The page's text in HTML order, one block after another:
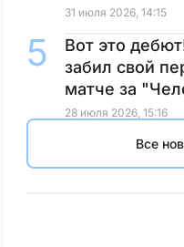
31 июля 2026, 14:15
Вот это
забил свой
матче за
28 июля 2026, 15:16
Все